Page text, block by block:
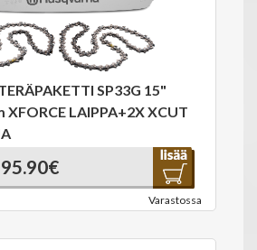
SP33G 15"
XFORCE LAIPPA+2X XCUT
95.90€
Varastossa